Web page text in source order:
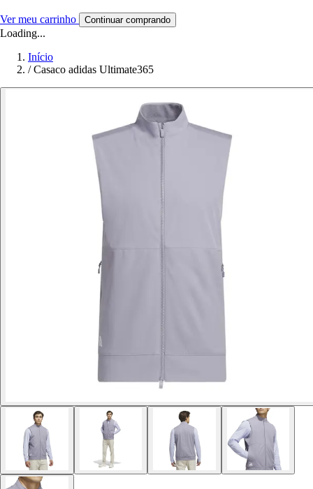
Ver meu carrinho Continuar comprando
Loading...
Início
/ Casaco adidas Ultimate365